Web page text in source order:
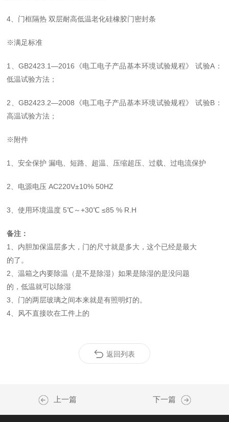
4、 门框隔热 双层耐高低温老化硅橡胶门密封条
※满足标准
1 、GB2423.1—2016《电工电子产品基本环境试验规程》 试验A：
低温试验方法；
2 、GB2423.2—2008《电工电子产品基本环境试验规程》 试验B：
高温试验方法；
※附件
1、安全保护 漏电、短路、超温、压缩超压、过载、过电流保护
2、 电源电压 AC220V±10% 50HZ
3、使用环境温度 5℃～+30℃ ≤85 % R.H
备注：
1
内胆加保温层多大，门的尺寸就是多大，这个已经是最大
的了。
2 、温箱之内要除温（是不是除湿）如果是除湿的是没问题
的，低温就可以除湿
3
门的两层玻璃之间本来就是有照明灯的。
4
风不直接吹在工件上的
返回列表
上一篇 下一篇